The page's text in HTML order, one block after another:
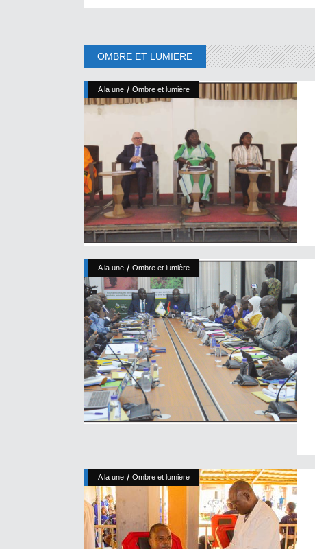
OMBRE ET LUMIERE
A la une / Ombre et lumière
A la une / Ombre et lumière
A la une / Ombre et lumière